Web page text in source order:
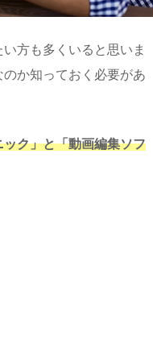
方も多くいると思いま
か知っておく必要があ
ク」と「動画編集ソフ